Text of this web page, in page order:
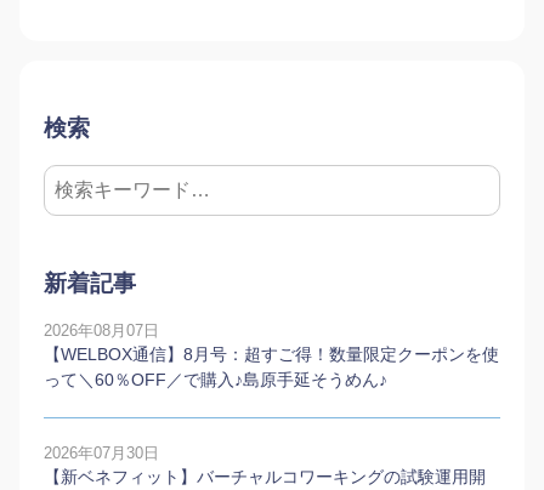
検索
新着記事
2026年08月07日
【WELBOX通信】8月号：超すご得！数量限定クーポンを使
って＼60％OFF／で購入♪島原手延そうめん♪
2026年07月30日
【新ベネフィット】バーチャルコワーキングの試験運用開